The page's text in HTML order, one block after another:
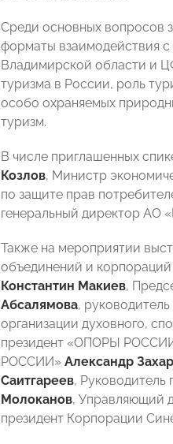
Среди основных вопросов
форматы взаимодействия
Владимирской области и
туризма в России, роль
особо охраняемых
туризм.
В числе приглашенных
Козлов, Министр
по защите прав
генеральный директор АО
Также на мероприятии
объединений и
Константин Макиев,
Абсалямова,
организации духовного,
президент «ОПОРЫ
РОССИИ» Александр
Саитгареев,
Молоканов, Управляющий
президент Корпорации